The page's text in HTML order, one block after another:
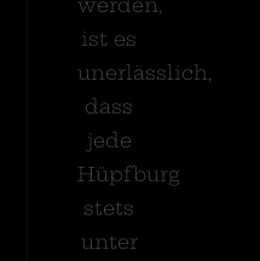
ist es
unerlässlich,
dass
jede
Hüpfburg
stets
unter